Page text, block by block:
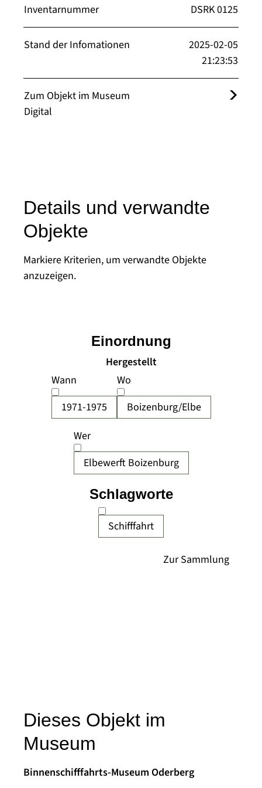
Inventarnummer DSRK 0125
Stand der Infomationen
2025-02-05
21:23:53
Zum Objekt im Museum
Digital
Details und verwandte
Objekte
Markiere Kriterien, um verwandte Objekte
anzuzeigen.
Hergestellt
Wann
1971-1975
Wo
Boizenburg/Elbe
Wer
Elbewerft Boizenburg
Schifffahrt
Einordnung
Schlagworte
Dieses Objekt im
Museum
Binnenschifffahrts-Museum Oderberg